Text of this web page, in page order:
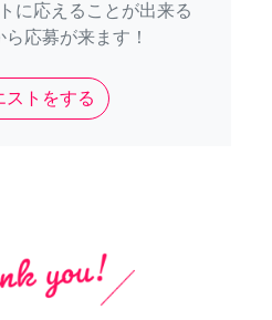
に応えることが出来る
応募が来ます！
ストをする